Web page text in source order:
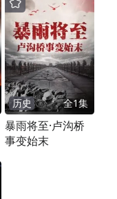
历史 全1集
暴雨将至·卢沟桥
事变始末